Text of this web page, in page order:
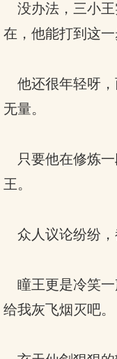
没办法，三小王
在，他能打到这
他还很年轻呀，
无量。
只要他在修炼一
王。
众人议论纷纷，
瞳王更是冷笑一
给我灰飞烟灭吧。